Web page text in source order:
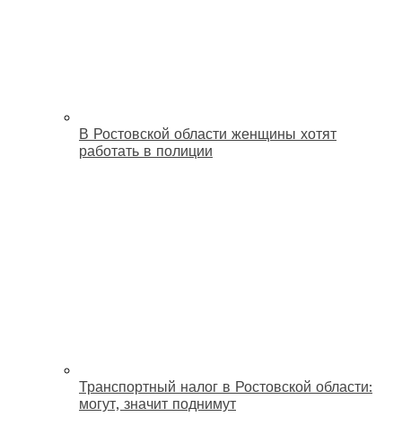
В Ростовской области женщины хотят
работать в полиции
Транспортный налог в Ростовской области:
могут, значит поднимут